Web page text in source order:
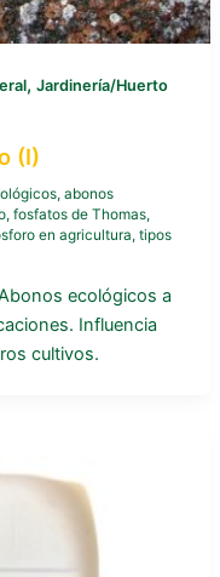
, Jardinería/Huerto
(I)
, abonos
, fosfatos de Thomas,
en agricultura, tipos
ecológicos a
Influencia
cultivos.